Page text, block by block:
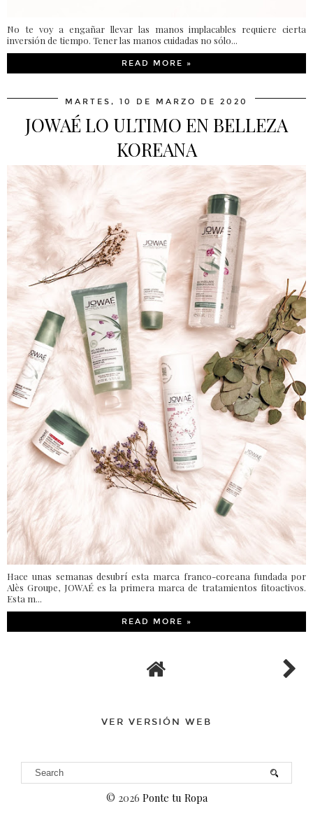
No te voy a engañar llevar las manos implacables requiere cierta
inversión de tiempo. Tener las manos cuidadas no sólo...
READ MORE »
MARTES, 10 DE MARZO DE 2020
JOWAÉ LO ULTIMO EN BELLEZA
KOREANA
Hace unas semanas desubrí esta marca franco-coreana fundada por
Alès Groupe, JOWAÉ es la primera marca de tratamientos fitoactivos.
Esta m...
READ MORE »
VER VERSIÓN WEB
© 2026 Ponte tu Ropa